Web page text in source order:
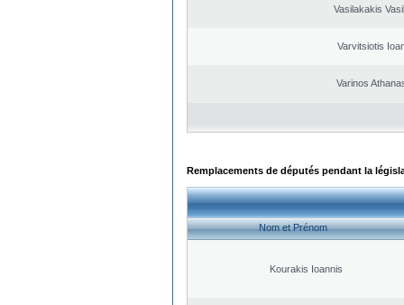
Vasilakakis
Varvitsiotis
Varinos
Remplacements de députés pendant la
Nom et Prénom
Kourakis Ioannis